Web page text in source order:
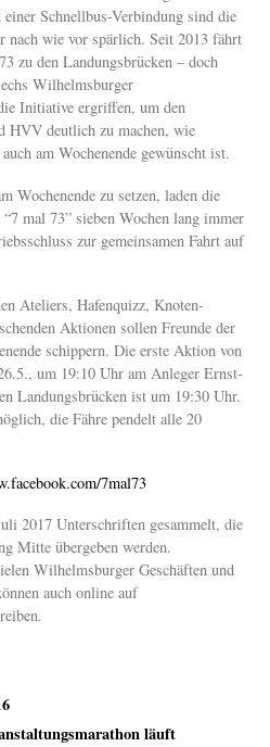
Schnellbus-Verbindung sind die
nach wie vor spärlich. Seit 2013 fährt
zu den Landungsbrücken – doch
Wilhelmsburger
Initiative ergriffen, um den
HVV deutlich zu machen, wie
am Wochenende gewünscht ist.
Wochenende zu setzen, laden die
mal 73” sieben Wochen lang immer
zur gemeinsamen Fahrt auf
Ateliers, Hafenquizz, Knoten-
Aktionen sollen Freunde der
schippern. Die erste Aktion von
um 19:10 Uhr am Anleger Ernst-
Landungsbrücken ist um 19:30 Uhr.
die Fähre pendelt alle 20
7mal73
2017 Unterschriften gesammelt, die
Mitte übergeben werden.
Wilhelmsburger Geschäften und
auch online auf
läuft